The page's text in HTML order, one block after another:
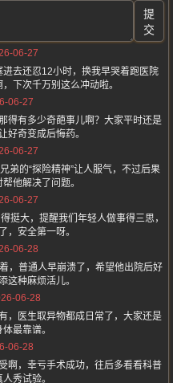
提
交
06-27
去还忍12小时，换我早哭着跑医院
下次千万别这么冲动啦。
06-27
得有多少奇葩事儿啊？大家平时还是
好奇变成后悔药。
06-27
弟的“探险精神”让人服气，不过后果
他解决了问题。
06-27
挺大，提醒我们年轻人做事得三思，
，安全第一呀。
06-28
，普通人早崩溃了，希望他出院后好
这种麻烦活儿。
06-28
，医生取异物都成日常了，大家还是
最靠谱。
06-28
啊，幸亏手术成功，往后多看看科普
秀试验。